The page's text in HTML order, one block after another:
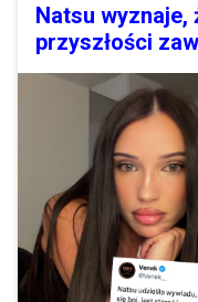
Natsu wyznaje,
przyszłości